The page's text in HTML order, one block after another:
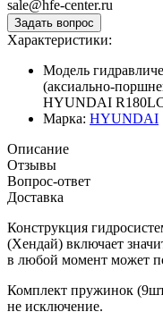
sale@hfe-center.ru
Характеристики:
Модель
(аксиально-
HYUNDAI
Марка: HYUNDAI
Описание
Отзывы
Вопрос-ответ
Доставка
Конструкция
(Хендай) включает
в любой момент может
Комплект пружинок
не исключение.